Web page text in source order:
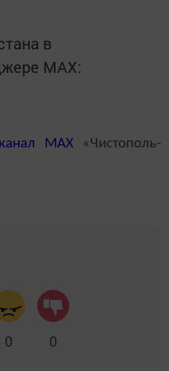
в
MАХ:
канал MAX«Чистополь-
0 0